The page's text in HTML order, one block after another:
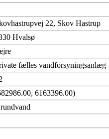
22, Skov Hastrup
Hvalsø
fælles vandforsyningsanlæg
6163396.00)